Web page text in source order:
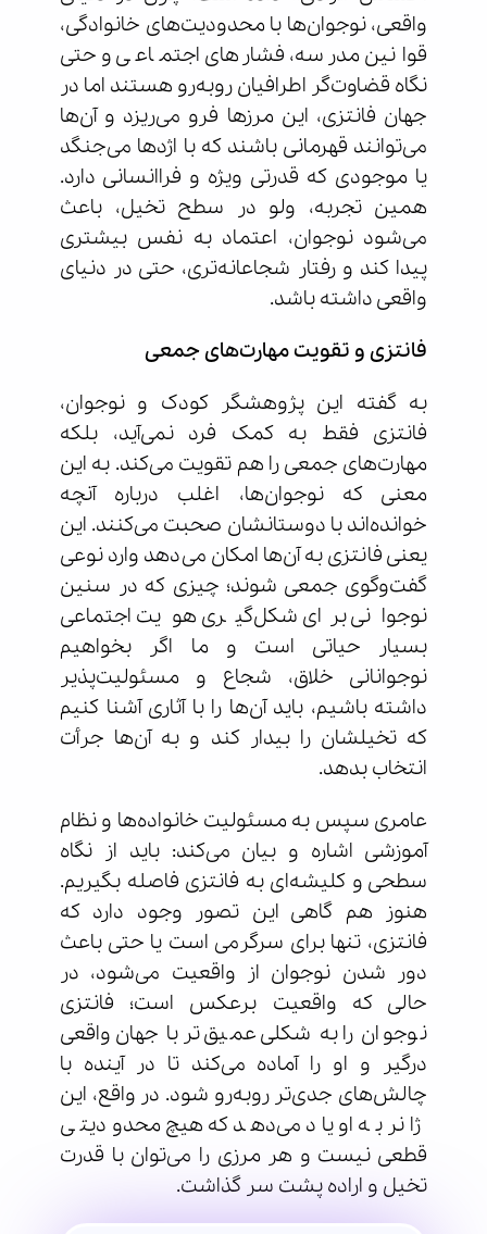
واقعی، نوجوان‌ها با محدودیت‌های خانوادگی،
قوانین مدرسه، فشارهای اجتماعی و حتی
نگاه قضاوت‌گر اطرافیان روبه‌رو هستند اما در
جهان فانتزی، این مرزها فرو می‌ریزد و آن‌ها
می‌توانند قهرمانی باشند که با اژدها می‌جنگد
یا موجودی که قدرتی ویژه و فراانسانی دارد.
همین تجربه، ولو در سطح تخیل، باعث
می‌شود نوجوان، اعتماد به نفس بیشتری
پیدا کند و رفتار شجاعانه‌تری، حتی در دنیای
واقعی داشته باشد.
فانتزی و تقویت مهارت‌های جمعی
به گفته این پژوهشگر کودک و نوجوان،
فانتزی فقط به کمک فرد نمی‌آید، بلکه
مهارت‌های جمعی را هم تقویت می‌کند. به این
معنی که نوجوان‌ها، اغلب درباره آنچه
خوانده‌اند با دوستانشان صحبت می‌کنند. این
یعنی فانتزی به آن‌ها امکان می‌دهد وارد نوعی
گفت‌وگوی جمعی شوند؛ چیزی که در سنین
نوجوانی برای شکل‌گیری هویت اجتماعی
بسیار حیاتی است و ما اگر بخواهیم
نوجوانانی خلاق، شجاع و مسئولیت‌پذیر
داشته باشیم، باید آن‌ها را با آثاری آشنا کنیم
که تخیلشان را بیدار کند و به آن‌ها جرأت
انتخاب بدهد.
عامری سپس به مسئولیت خانواده‌ها و نظام
آموزشی اشاره و بیان می‌کند: باید از نگاه
سطحی و کلیشه‌ای به فانتزی فاصله بگیریم.
هنوز هم گاهی این تصور وجود دارد که
فانتزی، تنها برای سرگرمی است یا حتی باعث
دور شدن نوجوان از واقعیت می‌شود، در
حالی که واقعیت برعکس است؛ فانتزی
نوجوان را به شکلی عمیق‌تر با جهان واقعی
درگیر و او را آماده می‌کند تا در آینده با
چالش‌های جدی‌تر روبه‌رو شود. در واقع، این
ژانر به او یاد می‌دهد که هیچ محدودیتی
قطعی نیست و هر مرزی را می‌توان با قدرت
تخیل و اراده پشت سر گذاشت.